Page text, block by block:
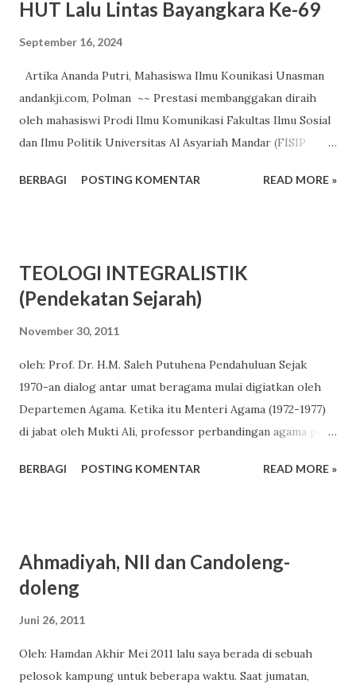
HUT Lalu Lintas Bayangkara Ke-69
September 16, 2024
Artika Ananda Putri, Mahasiswa Ilmu Kounikasi Unasman
andankji.com, Polman ~~ Prestasi membanggakan diraih
oleh mahasiswi Prodi Ilmu Komunikasi Fakultas Ilmu Sosial
dan Ilmu Politik Universitas Al Asyariah Mandar (FISIP
dalam Lomba Karya Ilmiah yang diselenggarakan oleh
Presisi Hadir" ini diikuti oleh 40 peserta mahasiswa
Perguruan Tinggi se-Sulbar dan mahasiswa dari berbagai
Sulbar Sejahtera: Optimalisasi Regional Traffic Management
Centre (RTMC) melalui Gerakan Satu Hari Tanpa
Pelanggaran”, yang dinilai unggul dari segi kreativitas
gagasan, orisinalitas, analisis, dan sistematika penulisan.
bah...
BERBAGI POSTING KOMENTAR READ MORE »
TEOLOGI INTEGRALISTIK
(Pendekatan Sejarah)
November 30, 2011
oleh: Prof. Dr. H.M. Saleh Putuhena Pendahuluan Sejak
1970-an dialog antar umat beragama mulai digiatkan oleh
Departemen Agama. Ketika itu Menteri Agama (1972-1977)
di jabat oleh Mukti Ali, professor perbandingan agama pada
yang berasal dari kalangan intelektual Muslim , ia sangat
tugas pokok tersebut terkesan diabaikan. Meskipun secara
sporadis terjadi konflik antara umat beragama di beberapa
intensif baik oleh Departemen Agama, maupun oleh
organisasi keagamaan, tetapi tampaknya kurang berhasil
BERBAGI POSTING KOMENTAR READ MORE »
Ahmadiyah, NII dan Candoleng-
doleng
Juni 26, 2011
Oleh: Hamdan Akhir Mei 2011 lalu saya berada di sebuah
pelosok kampung untuk beberapa waktu. Saat jumatan,